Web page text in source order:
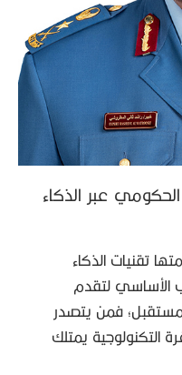
عبر الذكاء
تقنيات الذكاء
الأساسي لتقدم
فمن يتصدر
التكنولوجية يمتلك